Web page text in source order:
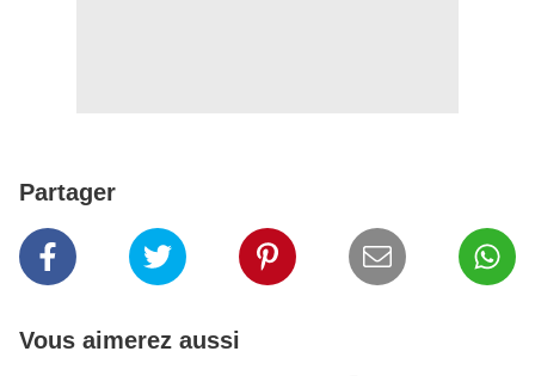
Partager
Vous aimerez aussi